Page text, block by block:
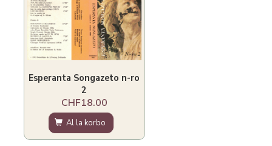
Esperanta Songazeto n-ro
2
CHF18.00
Al la korbo